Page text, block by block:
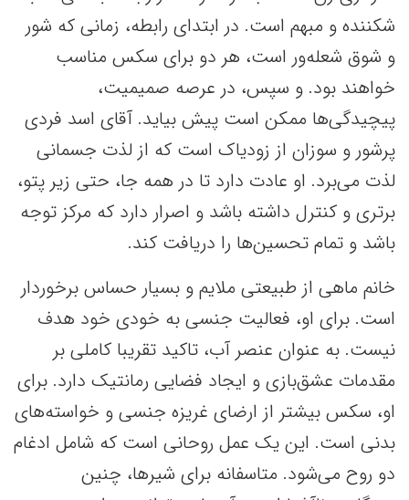
شکننده و مبهم است. در ابتدای رابطه، زمانی که شور
و شوق‌ شعله‌ور است، هر دو برای سکس مناسب
خواهند بود. و سپس، در عرصه صمیمیت،
پیچیدگی‌ها ممکن است پیش بیاید. آقای اسد فردی
پرشور و سوزان از زودیاک است که از لذت جسمانی
لذت می‌برد. او عادت دارد تا در همه جا، حتی زیر پتو،
برتری و کنترل داشته باشد و اصرار دارد که مرکز توجه
باشد و تمام تحسین‌ها را دریافت کند.
خانم ماهی از طبیعتی ملایم و بسیار حساس برخوردار
است. برای او، فعالیت جنسی به خودی خود هدف
نیست. به عنوان عنصر آب، تاکید تقریبا کاملی بر
مقدمات عشق‌بازی و ایجاد فضایی رمانتیک دارد. برای
او، سکس بیشتر از ارضای غریزه جنسی و خواسته‌های
بدنی است. این یک عمل روحانی است که شامل ادغام
دو روح می‌شود. متاسفانه برای شیرها، چنین